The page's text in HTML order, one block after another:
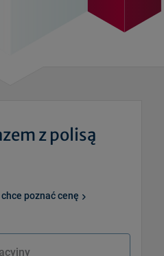
z polisą
poznać cenę